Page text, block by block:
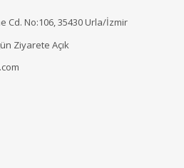
Cd. No:106, 35430 Urla/İzmir
Ziyarete Açık